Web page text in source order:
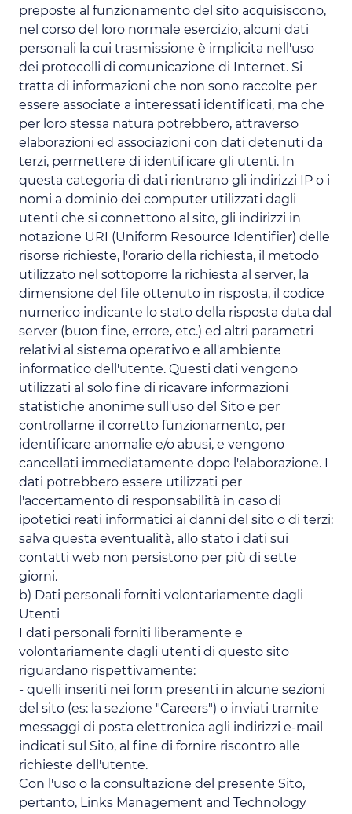
preposte al funzionamento del sito acquisiscono,
nel corso del loro normale esercizio, alcuni dati
personali la cui trasmissione è implicita nell'uso
dei protocolli di comunicazione di Internet. Si
tratta di informazioni che non sono raccolte per
essere associate a interessati identificati, ma che
per loro stessa natura potrebbero, attraverso
elaborazioni ed associazioni con dati detenuti da
terzi, permettere di identificare gli utenti. In
questa categoria di dati rientrano gli indirizzi IP o i
nomi a dominio dei computer utilizzati dagli
utenti che si connettono al sito, gli indirizzi in
notazione URI (Uniform Resource Identifier) delle
risorse richieste, l'orario della richiesta, il metodo
utilizzato nel sottoporre la richiesta al server, la
dimensione del file ottenuto in risposta, il codice
numerico indicante lo stato della risposta data dal
server (buon fine, errore, etc.) ed altri parametri
relativi al sistema operativo e all'ambiente
informatico dell'utente. Questi dati vengono
utilizzati al solo fine di ricavare informazioni
statistiche anonime sull'uso del Sito e per
controllarne il corretto funzionamento, per
identificare anomalie e/o abusi, e vengono
cancellati immediatamente dopo l'elaborazione. I
dati potrebbero essere utilizzati per
l'accertamento di responsabilità in caso di
ipotetici reati informatici ai danni del sito o di terzi:
salva questa eventualità, allo stato i dati sui
contatti web non persistono per più di sette
giorni.
b) Dati personali forniti volontariamente dagli
Utenti
I dati personali forniti liberamente e
volontariamente dagli utenti di questo sito
riguardano rispettivamente:
- quelli inseriti nei form presenti in alcune sezioni
del sito (es: la sezione "Careers") o inviati tramite
messaggi di posta elettronica agli indirizzi e-mail
indicati sul Sito, al fine di fornire riscontro alle
richieste dell'utente.
Con l'uso o la consultazione del presente Sito,
pertanto, Links Management and Technology